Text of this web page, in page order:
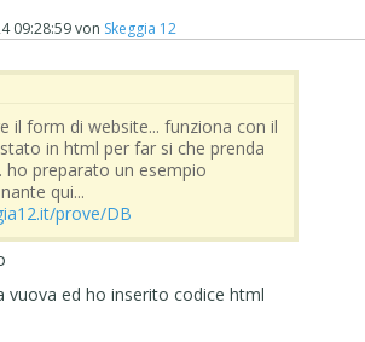
09:28:59von Skeggia 12
il form di website... funziona con il
in html per far si che prenda
ho preparato un esempio
qui...
prove/DB
vuova ed ho inserito codice html